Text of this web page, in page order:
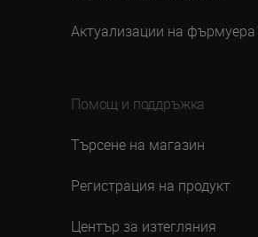
Актуализации на
Помощ и поддръжка
Търсене на магазин
Регистрация на продукт
Център за изтегляния